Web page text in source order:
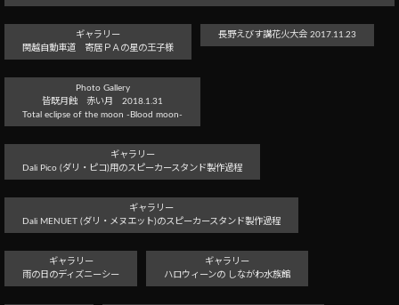
ギャラリー
関越自動車道 寄居ＰＡの星の王子様
長野えびす講花火大会 2017.11.23
Photo Gallery
皆既月蝕 赤い月 2018.1.31
Total eclipse of the moon -Blood moon-
ギャラリー
Dali Pico (ダリ・ピコ)用のスピーカースタンド製作過程
ギャラリー
Dali MENUET (ダリ・メヌエット)のスピーカースタンド製作過程
ギャラリー
雨の日のディズニーシー
ギャラリー
ハロウィーンの しながわ水族館